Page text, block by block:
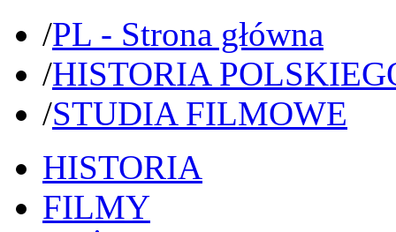
/PL - Strona główna
/HISTORIA
/STUDIA FILMOWE
HISTORIA
FILMY